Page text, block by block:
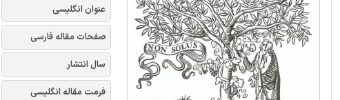
عنوان انگلیسی
صفحات مقاله فارسی
سال انتشار
فرمت مقاله انگلیسی